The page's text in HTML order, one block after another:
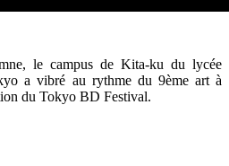
le campus de Kita-ku du lycée
a vibré au rythme du 9ème art à
du Tokyo BD Festival.